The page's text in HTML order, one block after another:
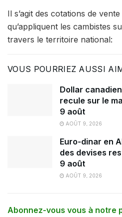
Il s’agit des cotations de
qu’appliquent les cambistes
travers le territoire national:
VOUS POURRIEZ AUSSI
Dollar
recule sur le
9 août
AOÛT 9, 2026
Euro-dinar en
des devises
9 août
AOÛT 9, 2026
Abonnez-vous vous à notre